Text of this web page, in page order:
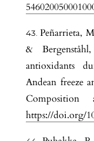
Peñarrieta,
&
antioxidants
Andean freeze
Composition
https://doi.org/